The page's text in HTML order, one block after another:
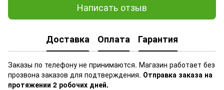
Написать отзыв
Доставка Оплата Гарантия
Заказы по телефону не принимаются. Магазин работает без
прозвона заказов для подтверждения. Отправка заказа на
протяжении 2 робочих дней.